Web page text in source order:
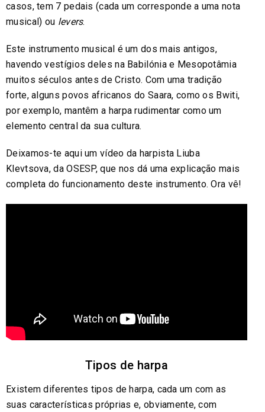
casos, tem 7 pedais (cada um corresponde a uma nota
musical) ou levers.
Este instrumento musical é um dos mais antigos,
havendo vestígios deles na Babilónia e Mesopotâmia
muitos séculos antes de Cristo. Com uma tradição
forte, alguns povos africanos do Saara, como os Bwiti,
por exemplo, mantêm a harpa rudimentar como um
elemento central da sua cultura.
Deixamos-te aqui um vídeo da harpista Liuba
Klevtsova, da OSESP, que nos dá uma explicação mais
completa do funcionamento deste instrumento. Ora vê!
Tipos de harpa
Existem diferentes tipos de harpa, cada um com as
suas características próprias e, obviamente, com